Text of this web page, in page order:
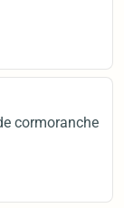
cormoranche